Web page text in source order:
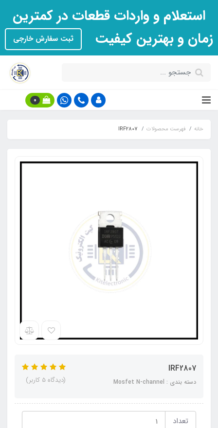
استعلام و واردات قطعات در کمترین
زمان و بهترین کیفیت
ثبت سفارش خارجی
0
خانه فهرست محصولات IRF2807
IRF2807
دسته بندی : Mosfet N-channel (دیدگاه 5 کاربر)
تعداد